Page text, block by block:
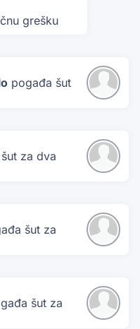
grešku
pogađa šut
za dva
šut za
šut za